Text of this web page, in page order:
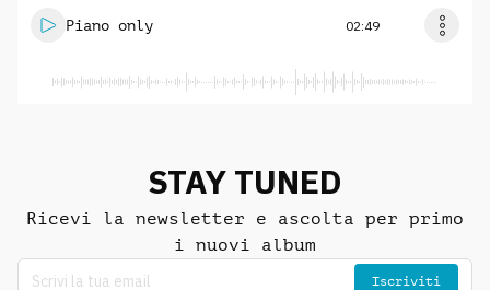
Piano only 02:49
STAY TUNED
Ricevi la newsletter e ascolta per primo
i nuovi album
Iscriviti